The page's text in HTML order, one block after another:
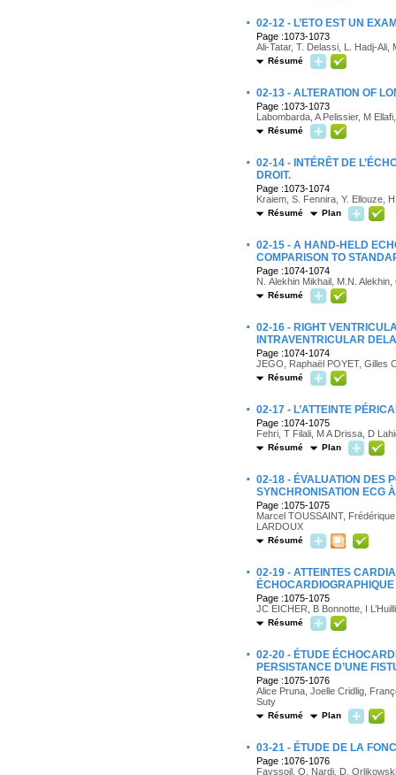
· 02-12 - L’ETO EST UN
Page :1073-1073
Ali-Tatar, T. Delassi, L. Hadj-Ali,
Résumé
· 02-13 - ALTERATION OF
Page :1073-1073
Labombarda, A Pelissier, M
Résumé
· 02-14 - INTÉRÊT DE
DROIT.
Page :1073-1074
Kraiem, S. Fennira, Y. Ellouze,
Résumé Plan
· 02-15 - A HAND-HELD
COMPARISON TO
Page :1074-1074
N. Alekhin Mikhail, M.N.
Résumé
· 02-16 - RIGHT
INTRAVENTRICULAR
Page :1074-1074
JEGO, Raphaël POYET, Gilles
Résumé
· 02-17 - L’ATTEINTE
Page :1074-1075
Fehri, T Filali, M A Drissa, D
Résumé Plan
· 02-18 - ÉVALUATION DES
SYNCHRONISATION ECG
Page :1075-1075
Marcel TOUSSAINT,
LARDOUX
Résumé
· 02-19 - ATTEINTES
Page :1075-1075
JC EICHER, B Bonnotte, I
Résumé
· 02-20 - ÉTUDE
PERSISTANCE D’UNE
Page :1075-1076
Alice Pruna, Joelle Cridlig,
Suty
Résumé Plan
· 03-21 - ÉTUDE DE LA
Page :1076-1076
Fayssoil, O. Nardi, D.